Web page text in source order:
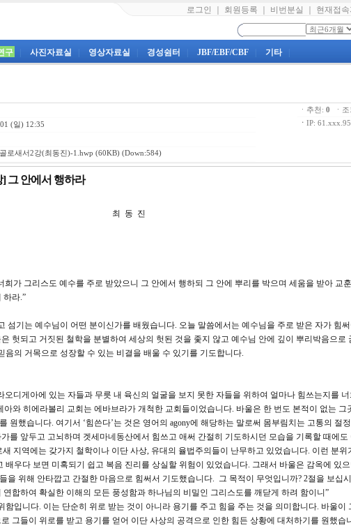
로그인 회원등록 비번분실 현재접
구 사진자료실 영상자료실 경성쉼터 JBF/EBF/CBF 기타
(일) 12:35
로새서2강(최동진)-1.hwp (60KB) (Down:584)
ㆍ추천: 0 ㆍ
ㆍ IP: 61.xxx.95
] 그 안에서 행하라
제 2 강 최 동 진
희가 그리스도 예수를 주로 받았으니 그 안에서 행하되 그 안에 뿌리를 박으며 세움을 받아 교
하라.”
섬기는 예수님이 어떤 분이신가를 배웠습니다. 오늘 말씀에서는 예수님을 주로 받은 자가 힘
헛되고 거짓된 철학을 분별하여 세상의 헛된 것을 좇지 않고 예수님 안에 깊이 뿌리박음으로
음의 거목으로 성장할 수 있는 비결을 배울 수 있기를 기도합니다.
오디게아에 있는 자들과 무릇 내 육신의 얼굴을 보지 못한 자들을 위하여 얼마나 힘쓰는지를
아와 히에라볼리 교회는 에바브라가 개척한 교회들이었습니다. 바울은 한 번도 본적이 없는 그
원했습니다. 여기서 ‘힘쓴다’는 것은 영어의 agony에 해당하는 말로써 몸부림치는 고통의 절
를 앞두고 고뇌하며 겟세마네동산에서 힘쓰고 애써 간절히 기도하시던 모습을 기록할 때에도
지역에는 갖가지 철학이나 이단 사상, 유대의 율법주의들이 난무하고 있었습니다. 이런 분위
배우다 보면 미혹되기 쉽고 복음 진리를 상실할 위험이 있었습니다. 그래서 바울은 감옥에 있
을 위해 안타깝고 간절한 마음으로 힘써서 기도했습니다. 그 목적이 무엇입니까? 2절을 보십
합하여 확실한 이해의 모든 풍성함과 하나님의 비밀인 그리스도를 깨닫게 하려 함이니”
함입니다. 이는 단순히 위로 받는 것이 아니라 용기를 주고 힘을 주는 것을 의미합니다. 바울이
그들이 위로를 받고 용기를 얻어 이단 사상의 공격으로 인한 힘든 상황에 대처하기를 원했습